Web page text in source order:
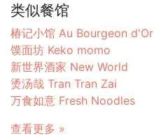
类似餐馆
椿记小馆 Au Bourgeon d'Or
馍面坊 Keko momo
新世界酒家 New World
烫汤哉 Tran Tran Zai
万食如意 Fresh Noodles
查看更多 »